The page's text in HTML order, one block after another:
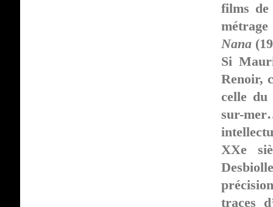
films
Nana
Si
Renoir,
celle du
sur-
XXe
traces